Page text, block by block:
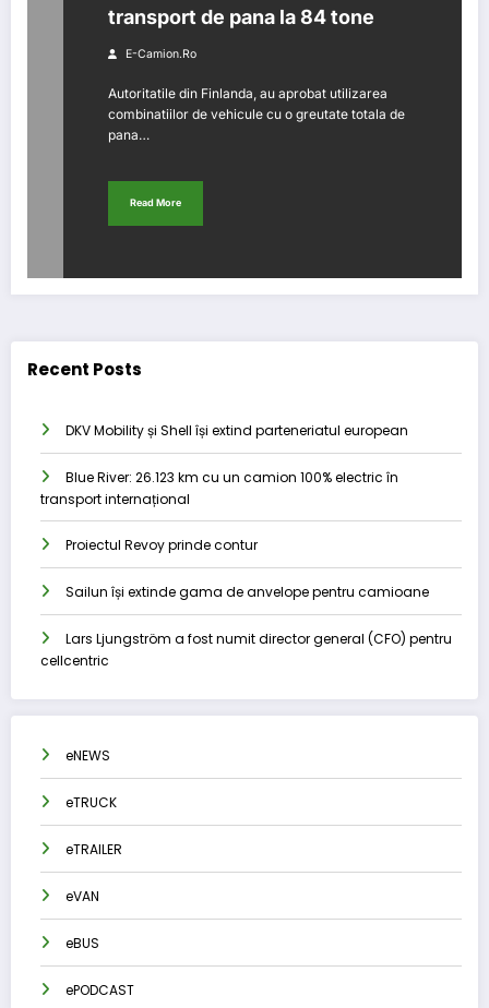
transport de pana la 84 tone
E-Camion.ro
Autoritatile din Finlanda, au aprobat utilizarea
combinatiilor de vehicule cu o greutate totala de
pana…
Read More
Recent Posts
DKV Mobility și Shell își extind parteneriatul european
Blue River: 26.123 km cu un camion 100% electric în
transport internațional
Proiectul Revoy prinde contur
Sailun își extinde gama de anvelope pentru camioane
Lars Ljungström a fost numit director general (CFO) pentru
cellcentric
eNEWS
eTRUCK
eTRAILER
eVAN
eBUS
ePODCAST